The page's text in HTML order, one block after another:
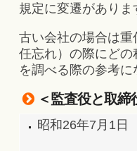
規定に変遷がありま
古い会社の場合は
任忘れ）の際にど
を調べる際の参考に
＜監査役と取締
昭和26年7月1日